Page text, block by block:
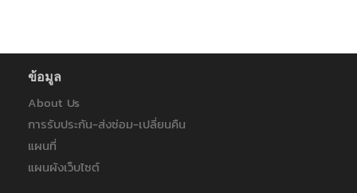
สมาคมสารพิษจากเชื้อราแห่งประเทศไทย
สำนักงานศูนย์ราชการเฉลิมพระเกียรติ 80 พรรษา
สำนักงานเขตพื้นที่การศึกษาประถมศึกษานครพนม เขต 1
โรงพยาบาลบ้านเขว้า
โรงเรียนสาธิตมหาวิทยาลัยเชียงใหม่
A.P.Honda สาขาเชียงใหม่
ข้อมูล
About Us
การรับประกัน-ส่งซ่อม-เปลี่ยนคืน
แผนที่
แผนผังเว็บไซต์